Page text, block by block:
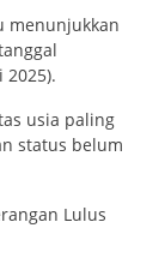
menunjukkan
usia paling
status belum
Lulus